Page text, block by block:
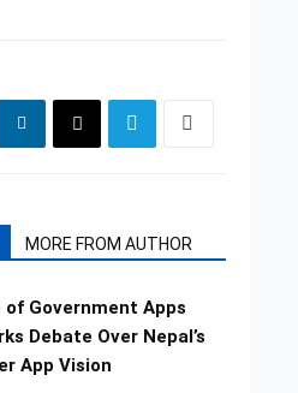
MORE FROM AUTHOR
of Government Apps
Debate Over Nepal’s
App Vision